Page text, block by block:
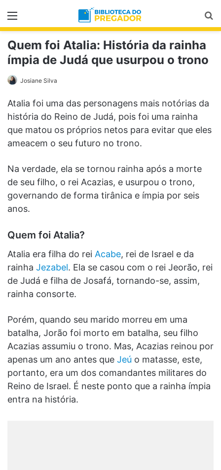
Menu
Quem foi Atalia: História da rainha
ímpia de Judá que usurpou o trono
Josiane Silva
Atalia foi uma das personagens mais notórias da
história do Reino de Judá, pois foi uma rainha
que matou os próprios netos para evitar que eles
ameacem o seu futuro no trono.
Na verdade, ela se tornou rainha após a morte
de seu filho, o rei Acazias, e usurpou o trono,
governando de forma tirânica e ímpia por seis
anos.
Quem foi Atalia?
Atalia era filha do rei Acabe, rei de Israel e da
rainha Jezabel. Ela se casou com o rei Jeorão, rei
de Judá e filha de Josafá, tornando-se, assim,
rainha consorte.
Porém, quando seu marido morreu em uma
batalha, Jorão foi morto em batalha, seu filho
Acazias assumiu o trono. Mas, Acazias reinou por
apenas um ano antes que Jeú o matasse, este,
portanto, era um dos comandantes militares do
Reino de Israel. É neste ponto que a rainha ímpia
entra na história.